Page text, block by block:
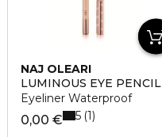
NAJ OLEARI
LUMINOUS EYE PENCIL
Eyeliner Waterproof
0,00 € 5 1